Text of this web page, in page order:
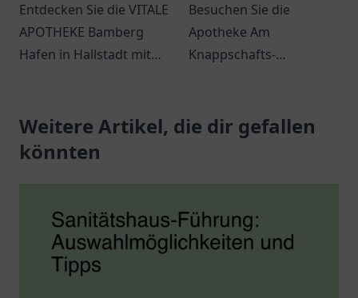
Entdecken Sie die VITALE
APOTHEKE Bamberg
Hafen in Hallstadt mit
Gesundheitsprodukten
und individueller
Krankenhaus
Besuchen Sie die
Apotheke Am
Knappschafts-
individuelle
Gesundheitsberatung
Weitere Artikel, die dir gefallen
könnten